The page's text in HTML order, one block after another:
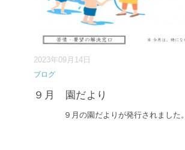
2023年09月14日
ブログ
９月 園だより
９月の園だよりが発行されました。